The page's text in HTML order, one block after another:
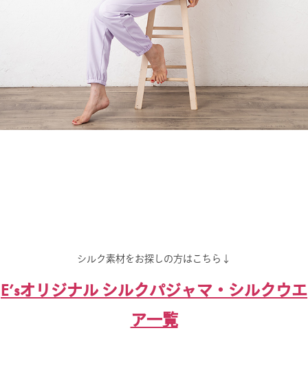
シルク素材をお探しの方はこちら↓
E’sオリジナル シルクパジャマ・シルクウエ
ア一覧